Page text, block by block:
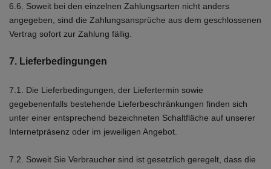
6.6. Soweit bei den einzelnen Zahlungsarten nicht anders
angegeben, sind die Zahlungsansprüche aus dem geschlossenen
Vertrag sofort zur Zahlung fällig.
7. Lieferbedingungen
7.1. Die Lieferbedingungen, der Liefertermin sowie
gegebenenfalls bestehende Lieferbeschränkungen finden sich
unter einer entsprechend bezeichneten Schaltfläche auf unserer
Internetpräsenz oder im jeweiligen Angebot.
7.2. Soweit Sie Verbraucher sind ist gesetzlich geregelt, dass die